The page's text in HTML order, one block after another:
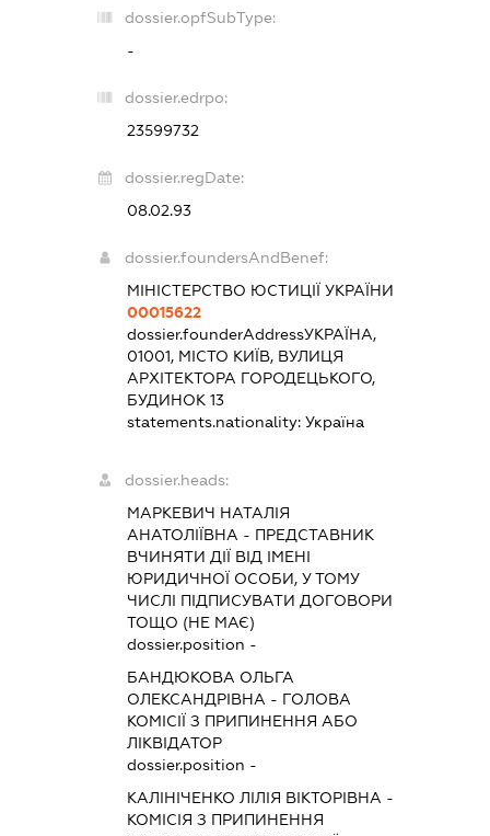
dossier.opfSubType:
-
dossier.edrpo:
23599732
dossier.regDate:
08.02.93
dossier.foundersAndBenef:
МІНІСТЕРСТВО ЮСТИЦІЇ УКРАЇНИ
00015622
dossier.founderAddressУКРАЇНА,
01001, МІСТО КИЇВ, ВУЛИЦЯ
АРХІТЕКТОРА ГОРОДЕЦЬКОГО,
БУДИНОК 13
statements.nationality: Україна
dossier.heads:
МАРКЕВИЧ НАТАЛІЯ
АНАТОЛІЇВНА - ПРЕДСТАВНИК
ВЧИНЯТИ ДІЇ ВІД ІМЕНІ
ЮРИДИЧНОЇ ОСОБИ, У ТОМУ
ЧИСЛІ ПІДПИСУВАТИ ДОГОВОРИ
ТОЩО (НЕ МАЄ)
dossier.position -
БАНДЮКОВА ОЛЬГА
ОЛЕКСАНДРІВНА - ГОЛОВА
КОМІСІЇ З ПРИПИНЕННЯ АБО
ЛІКВІДАТОР
dossier.position -
КАЛІНІЧЕНКО ЛІЛІЯ ВІКТОРІВНА -
КОМІСІЯ З ПРИПИНЕННЯ